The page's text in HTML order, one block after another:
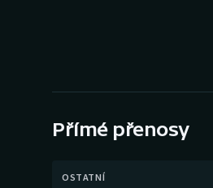
Přímé přenosy
OSTATNÍ